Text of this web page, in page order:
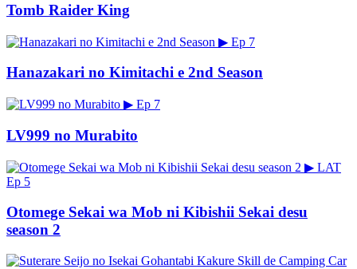
Tomb Raider King
▶ Ep 7
Hanazakari no Kimitachi e 2nd Season
▶ Ep 7
LV999 no Murabito
▶ LAT
Ep 5
Otomege Sekai wa Mob ni Kibishii Sekai desu
season 2